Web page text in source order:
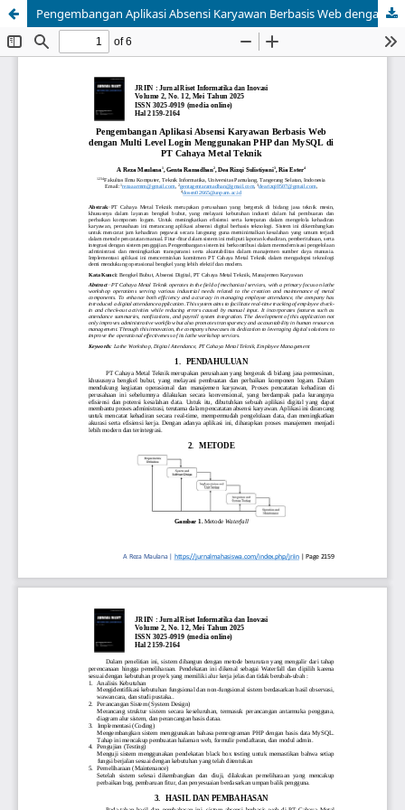
Pengembangan Aplikasi Absensi Karyawan Berbasis Web dengan Multi Level Login Menggunakan PHP dan MySQL di PT Cahaya Metal Teknik